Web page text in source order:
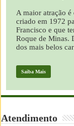
A maior atração é
criado em 1972
Francisco e que
Roque de Minas.
dos mais belos
Saiba Mais
Atendimento